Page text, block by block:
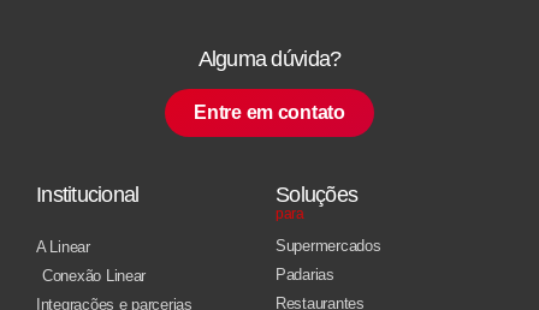
Alguma dúvida?
Entre em contato
Institucional
A Linear
Conexão Linear
Integrações e parcerias
Soluções
para
Supermercados
Padarias
Restaurantes